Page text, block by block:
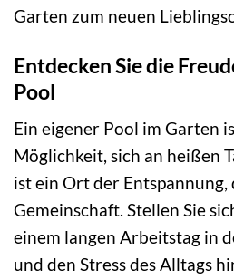
Garten zum neuen
Entdecken Sie die
Pool
Ein eigener Pool im Garten
Möglichkeit, sich an heißen
ist ein Ort der
Gemeinschaft. Stellen Sie
einem langen Arbeitstag in
und den Stress des Alltags